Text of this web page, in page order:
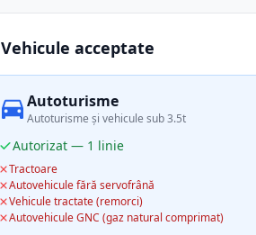
Vehicule acceptate
Autoturisme
Autoturisme și vehicule sub 3.5t
Autorizat — 1 linie
Tractoare
Autovehicule fără servofrână
Vehicule tractate (remorci)
Autovehicule GNC (gaz natural comprimat)